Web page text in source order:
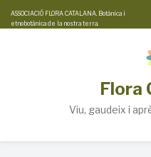
Skip
to
ASSOCIACIÓ FLORA CATALANA. Botànica i
etnobotànica de la nostra terra.
Flora
Viu, gaudeix i